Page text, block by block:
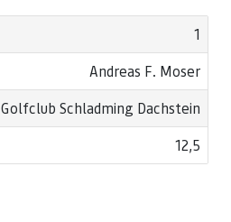
1
Andreas F. Moser
Golfclub Schladming Dachstein
12,5